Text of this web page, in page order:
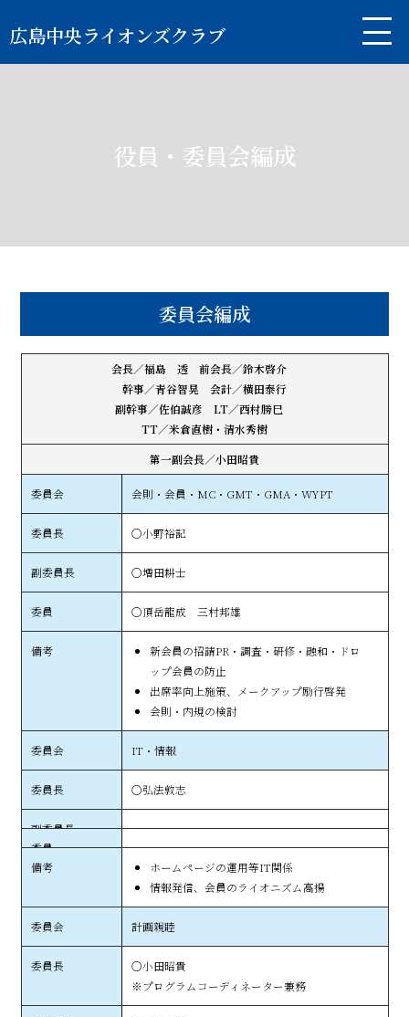
広島中央ライオンズクラブ
役員・委員会編成
委員会編成
会長／福島 透 前会長／鈴木啓介
幹事／青谷智晃 会計／横田泰行
副幹事／佐伯誠彦 LT／西村勝巳
TT／米倉直樹・清水秀樹
第一副会長／小田昭貴
会則・会員・MC・GMT・GMA・WYPT
○小野裕記
○増田耕士
○頂岳龍成 三村邦雄
新会員の招請PR・調査・研修・融和・ドロ
ップ会員の防止
出席率向上施策、メークアップ励行啓発
会則・内規の検討
IT・情報
○弘法敦志
ホームページの運用等IT関係
情報発信、会員のライオニズム高揚
計画親睦
○小田昭貴
※プログラムコーディネーター兼務